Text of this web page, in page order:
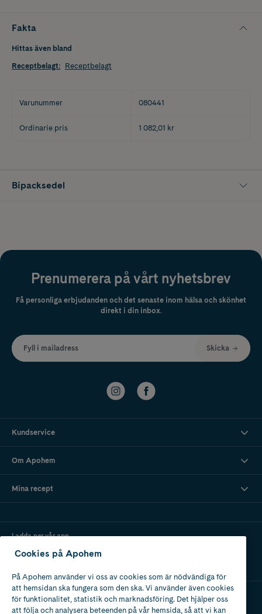
Fakta
Hittas även bland
Receptbelagt: Receptbelagt
Varunummer 080441
Ordinarie pris 1 082,01 kr
Bipacksedel
Prenumerera på vårt nyhetsbrev
Få personliga erbjudanden och det senaste inom hälsa och skönhet
direkt i din inbox.
Fyll i mailadress Skicka
Kundservice
Om Apohem
Mina recept
Ladda ner vår app
Apotek med tillstånd
Cookies på Apohem
På Apohem använder vi oss av cookies som är nödvändiga för
att hemsidan ska fungera som den ska. Vi använder även cookies
för funktionalitet, statistik och marknadsföring. Det hjälper oss
att följa och analysera beteenden på vår hemsida, så att vi kan